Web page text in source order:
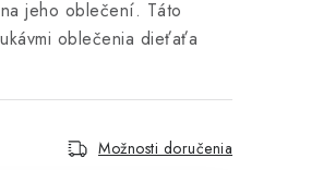
jeho oblečení. Táto
oblečenia dieťaťa
Možnosti doručenia